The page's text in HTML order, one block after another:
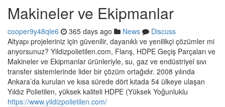
Makineler ve Ekipmanlar
cooper9y48qle6 365 days ago News
Discuss
Altyapı projeleriniz için güvenilir, dayanıklı ve yenilikçi çözümler mi
arıyorsunuz? Yildizpolietilen.com, Flanş, HDPE Geçiş Parçaları ve
Makineler ve Ekipmanlar ürünleriyle, su, gaz ve endüstriyel sıvı
transfer sistemlerinde lider bir çözüm ortağıdır. 2008 yılında
Ankara’da kurulan ve kısa sürede dört kıtada 54 ülkeye ulaşan
Yıldız Polietilen, yüksek kaliteli HDPE (Yüksek Yoğunluklu
https://www.yildizpolietilen.com/